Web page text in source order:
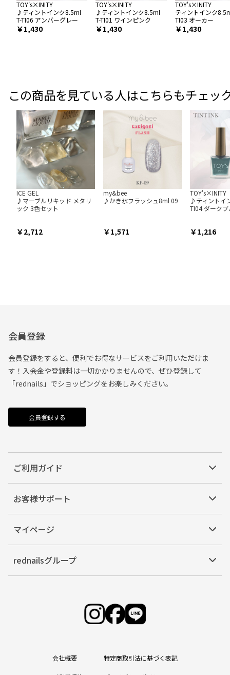
TOY's×INITY
♪ティントインク8.5ml
T-TI06 アンバーグレー
￥1,430
TOY's×INITY
♪ティントインク8.5ml
T-TI01 ワインピンク
￥1,430
TOY's×INITY
ティントインク
TI03 オーカー
￥1,430
この商品を見ている人はこちらもチェッ
ICE GEL
♪マーブルリキッド メタリ
ック 3色セット
2,712
my&bee
♪かき氷フラッシュ8ml 09
1,571
TOY's×INITY
♪ティントイ
TI04 ダーク
1,216
会員登録
会員登録をすると、便利でお得なサービスをご利用いただけま
す！入会金や登録料は一切かかりませんので、ぜひ登録して
「rednails」でショッピングをお楽しみください。
会員登録する
ご利用ガイド
お客様サポート
マイページ
rednailsグループ
会社概要 特定商取引法に基づく表記